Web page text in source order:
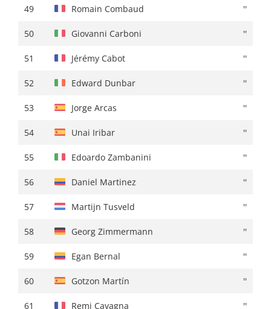
49 Romain Combaud ''
50 Giovanni Carboni ''
51 Jérémy Cabot ''
52 Edward Dunbar ''
53 Jorge Arcas ''
54 Unai Iribar ''
55 Edoardo Zambanini ''
56 Daniel Martinez ''
57 Martijn Tusveld ''
58 Georg Zimmermann ''
59 Egan Bernal ''
60 Gotzon Martín ''
61 Remi Cavagna ''
49 Dion Smith + 29:08
50 Romain Grégoire + 34:11
51 Andrey Zeits + 34:42
52 Quinten Hermans + 34:49
53 Mathieu Burgaudeau + 36:52
54 Georg Zimmermann + 37:11
55 Omar Fraile + 37:15
56 Victor Langellotti + 37:25
57 Harm Vanhoucke + 37:33
58 Alan Jousseaume + 38:24
59 Giovanni Aleotti + 38:25
60 Anton Palzer + 38:54
61 Bruno Armirail + 39:15